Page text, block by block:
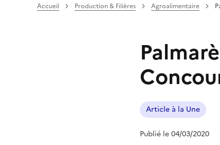
Accueil Production & Filières Agroalimentaire
Article à la Une
Publié le 04/03/2020